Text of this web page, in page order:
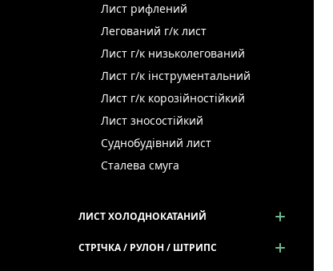
Лист рифлений
Легований г/к лист
Лист г/к низьколегований
Лист г/к інструментальний
Лист г/к корозійностійкий
Лист зносостійкий
Суднобудівний лист
Сталева смуга
ЛИСТ ХОЛОДНОКАТАНИЙ
СТРІЧКА / РУЛОН / ШТРИПС